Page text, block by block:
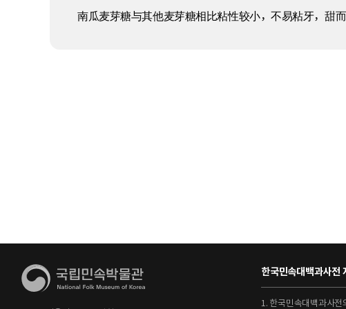
南瓜麦芽糖与其他麦芽糖相比粘性较小，不易粘牙，甜
한국민속대백과사전
1. 한국민속대백과사